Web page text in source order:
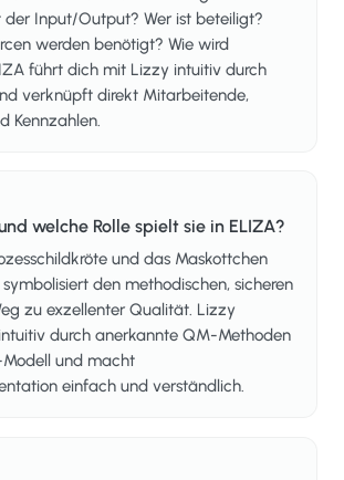
der Input/Output? Wer ist beteiligt?
werden benötigt? Wie wird
führt dich mit Lizzy intuitiv durch
verknüpft direkt Mitarbeitende,
Kennzahlen.
welche Rolle spielt sie in ELIZA?
und das Maskottchen
den methodischen, sicheren
zu exzellenter Qualität. Lizzy
durch anerkannte QM-Methoden
und macht
einfach und verständlich.